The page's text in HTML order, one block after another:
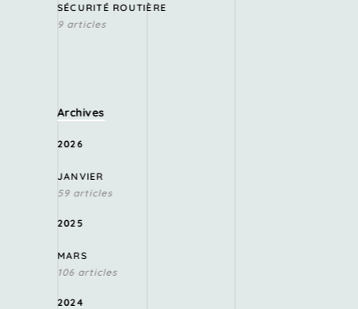
SÉCURITÉ ROUTIÈRE
9 articles
Archives
2026
JANVIER
59 articles
2025
MARS
106 articles
2024